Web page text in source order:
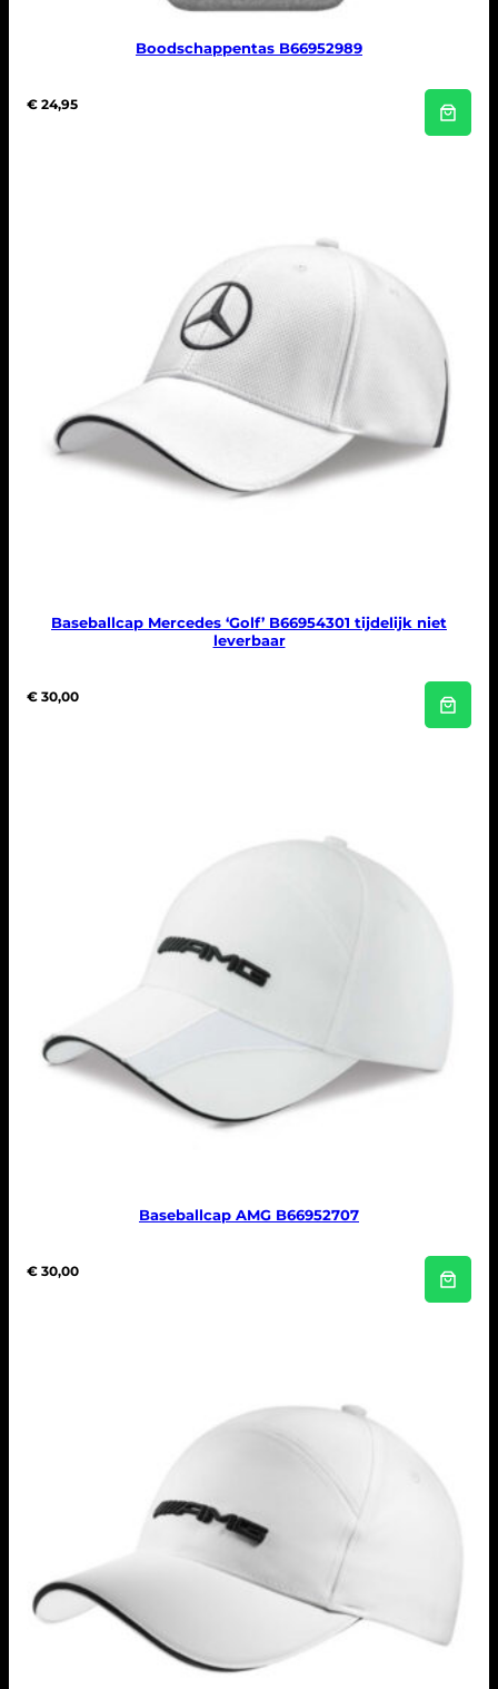
Boodschappentas B66952989
€ 24,95
Baseballcap Mercedes ‘Golf’ B66954301 tijdelijk niet
leverbaar
€ 30,00
Baseballcap AMG B66952707
€ 30,00